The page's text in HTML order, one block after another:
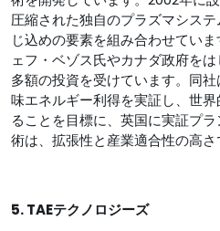
圧縮された独自のプラズマシス
じ込めの要素を組み合わせてい
ェフ・ベゾス氏やカナダ政府を
多額の投資を受けています。同
味エネルギー利得を実証し、世
ることを目標に、英国に実証プ
術は、拡張性と産業適合性の高さ
5. TAEテクノロジーズ